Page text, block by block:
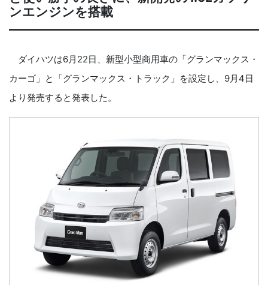
ンエンジンを搭載
ダイハツは6月22日、新型小型商用車の「グランマックス・
カーゴ」と「グランマックス・トラック」を設定し、9月4日
より発売すると発表した。